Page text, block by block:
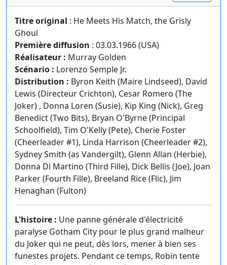
Titre original : He Meets His Match, the Grisly
Ghoul
Première diffusion : 03.03.1966 (USA)
Réalisateur : Murray Golden
Scénario : Lorenzo Semple Jr.
Distribution : Byron Keith (Maire Lindseed), David
Lewis (Directeur Crichton), Cesar Romero (The
Joker) , Donna Loren (Susie), Kip King (Nick), Greg
Benedict (Two Bits), Bryan O'Byrne (Principal
Schoolfield), Tim O'Kelly (Pete), Cherie Foster
(Cheerleader #1), Linda Harrison (Cheerleader #2),
Sydney Smith (as Vandergilt), Glenn Allan (Herbie),
Donna Di Martino (Third Fille), Dick Bellis (Joe), Joan
Parker (Fourth Fille), Breeland Rice (Flic), Jim
Henaghan (Fulton)
L'histoire : Une panne générale d'électricité
paralyse Gotham City pour le plus grand malheur
du Joker qui ne peut, dès lors, mener à bien ses
funestes projets. Pendant ce temps, Robin tente